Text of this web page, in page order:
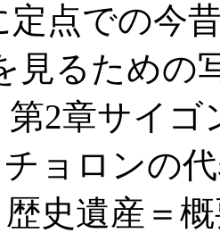
定点での今
見るための
第2章サイゴ
ョロンの
史遺産＝